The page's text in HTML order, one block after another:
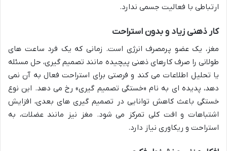
ارتباطی با فعالیت جسمی ندارد.
کار ذهنی زیاد و بدون استراحت
مغز، یک عضو پرمصرف انرژی است. زمانی که یک فرد ساعت های
طولانی را صرف کارهای ذهنی پیچیده مانند تصمیم گیری، حل مسئله
یا تحلیل اطلاعات می کند و فرصتی برای استراحت فعال به آن نمی
دهد، پدیده ای به نام «خستگی تصمیم گیری» رخ می دهد. این نوع
خستگی باعث کاهش توانایی در تصمیم گیری های بعدی، افزایش
اشتباهات و افت کلی تمرکز می شود. مغز نیز مانند عضلات، به
استراحت و ریکاوری نیاز دارد.